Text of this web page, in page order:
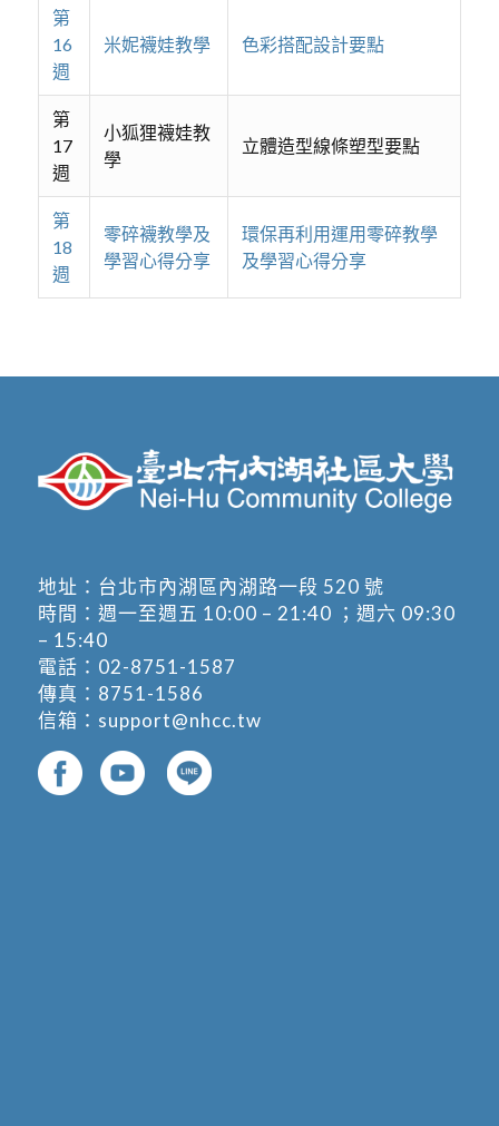
第
16
週
米妮襪娃教學 色彩搭配設計要點
第
17
週
小狐狸襪娃教
學
立體造型線條塑型要點
第
18
週
零碎襪教學及
學習心得分享
環保再利用運用零碎教學
及學習心得分享
地址： 台北市內湖區內湖路一段 520 號
時間：週一至週五 10:00 – 21:40 ；週六 09:30
– 15:40
電話： 02-8751-1587
傳真：8751-1586
信箱： support@nhcc.tw